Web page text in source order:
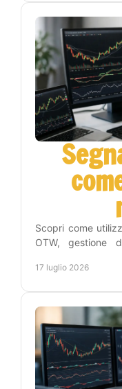
Scopri come
OTW, gestione
online.
17 luglio 2026